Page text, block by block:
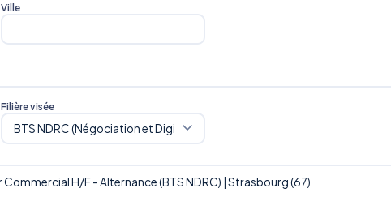
Ville
Filière visée